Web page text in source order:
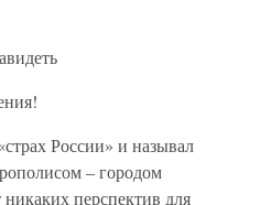
России» и называл
– городом
перспектив для